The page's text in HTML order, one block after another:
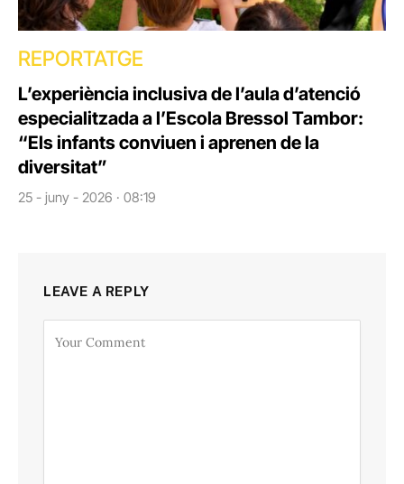
REPORTATGE
L’experiència inclusiva de l’aula d’atenció
especialitzada a l’Escola Bressol Tambor:
“Els infants conviuen i aprenen de la
diversitat”
25 - juny - 2026 · 08:19
LEAVE A REPLY